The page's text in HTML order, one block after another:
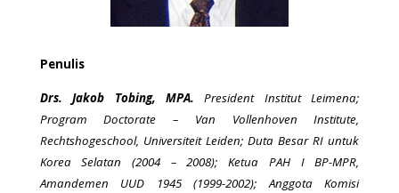
Penulis
Drs. Jakob Tobing, MPA. President Institut Leimena;
Program Doctorate – Van Vollenhoven Institute,
Rechtshogeschool, Universiteit Leiden; Duta Besar RI untuk
Korea Selatan (2004 – 2008); Ketua PAH I BP-MPR,
Amandemen UUD 1945 (1999-2002); Anggota Komisi